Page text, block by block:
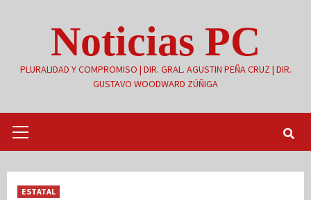
Noticias PC
PLURALIDAD Y COMPROMISO | DIR. GRAL. AGUSTIN PEÑA CRUZ | DIR.
GUSTAVO WOODWARD ZÚÑIGA
primario
ESTATAL